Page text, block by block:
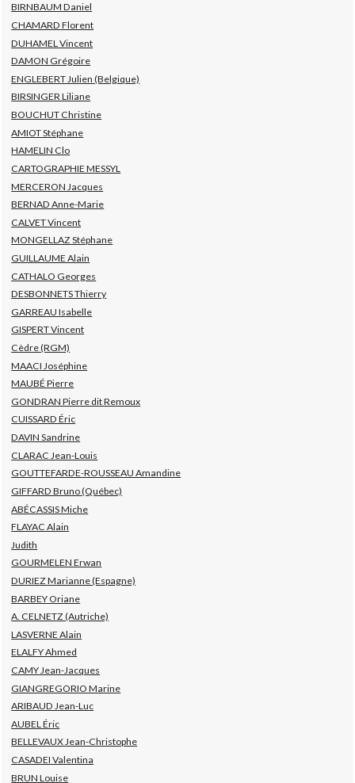
BIRNBAUM Daniel
CHAMARD Florent
DUHAMEL Vincent
DAMON Grégoire
ENGLEBERT Julien (Belgique)
BIRSINGER Liliane
BOUCHUT Christine
AMIOT Stéphane
HAMELIN Clo
CARTOGRAPHIE MESSYL
MERCERON Jacques
BERNAD Anne-Marie
CALVET Vincent
MONGELLAZ Stéphane
GUILLAUME Alain
CATHALO Georges
DESBONNETS Thierry
GARREAU Isabelle
GISPERT Vincent
Cèdre (RGM)
MAACI Joséphine
MAUBÉ Pierre
GONDRAN Pierre dit Remoux
CUISSARD Éric
DAVIN Sandrine
CLARAC Jean-Louis
GOUTTEFARDE-ROUSSEAU Amandine
GIFFARD Bruno (Québec)
ABÉCASSIS Miche
FLAYAC Alain
Judith
GOURMELEN Erwan
DURIEZ Marianne (Espagne)
BARBEY Oriane
A. CELNETZ (Autriche)
LASVERNE Alain
ELALFY Ahmed
CAMY Jean-Jacques
GIANGREGORIO Marine
ARIBAUD Jean-Luc
AUBEL Éric
BELLEVAUX Jean-Christophe
CASADEI Valentina
BRUN Louise